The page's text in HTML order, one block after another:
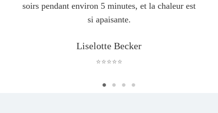
soirs pendant environ 5 minutes, et la chaleur est
si apaisante.
Liselotte Becker
⭐⭐⭐⭐⭐